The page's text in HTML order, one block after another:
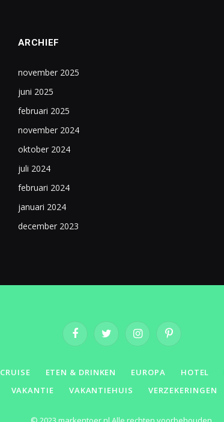
ARCHIEF
november 2025
juni 2025
februari 2025
november 2024
oktober 2024
juli 2024
februari 2024
januari 2024
december 2023
FacebookTwitter InstagramPinterest
CRUISE ETEN & DRINKEN EUROPA HOTEL
VAKANTIE VAKANTIEHUIS VERZEKERINGEN